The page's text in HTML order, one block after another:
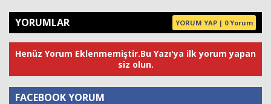
YORUMLAR YORUM YAP | 0 Yorum
Henüz Yorum Eklenmemiştir.Bu Yazı'ya ilk yorum yapan
siz olun.
FACEBOOK YORUM